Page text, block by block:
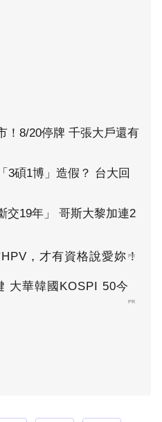
！8/20停牌 千張大戶還有
3碩1博」造假？ 台大回
斯大黎加連2
，才有資格說愛妳！
PR
大華韓國KOSPI 50今
PR